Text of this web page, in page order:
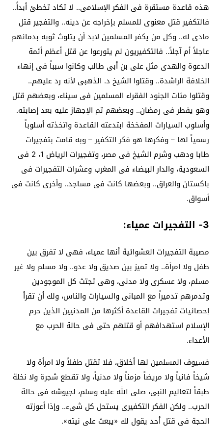
هذه قاعدة مستقرة فى الفكر الإسلامى.. لا تكاد تخطئ أبداً..
فالتكفير قتل معنوى للمسلم بإخراجه عن دينه.. والتفجير قتل
مادى له.. وكل من يكفر المسلمين لابد أن يتلوث ثوبه بدمائهم
عاجلاً أم آجلاً.. فالتكفيريون لم يتورعوا عن قتل أعظم أئمة
الدعوة والهدى مثل على بن أبى طالب وكانوا سبباً فى إنهاء
الخلافة الراشدة.. وقتلوا الشيخ د. الذهبى لأنه رد عليهم..
وقتلوا مئات الجنود الفقراء المسلمين فى سيناء، وبعضهم قتل
وهو يفطر فى رمضان.. وبعضهم تم الإجهاز عليه بعد إصابته.
وأسلوب السيارات المفخخة ابتدعته القاعدة واتخذته أسلوباً
رسمياً لها – وفكرها هو فكر التكفير – وبه قامت بتفجيرات
طابا ودهب وشرم الشيخ فى مصر، وتفجيرات الرياض 1، 2 فى
السعودية، والدار البيضاء فى المغرب وعشرات التفجيرات فى
باكستان والعراق.. وبعضها كانت فى مساجد.. وأخرى كانت فى
أسواق.
3- التفجيرات عمياء:
مصيبة التفجيرات العشوائية أنها عمياء، فهى لا تفرق بين
طفل ولا امرأة.. ولا تميز بين صديق ولا عدو.. ولا مسلم ولا غير
مسلم، ولا عسكرى ولا مدنى، وهى تجتث كل الموجودين
وتدمرهم تدميراً مع المبانى والسيارات والناس، ولك أن تقرأ
إحصائيات تفجيرات القاعدة أكثرها من المدنيين الذين حرم
الإسلام استهدافهم أو قتلهم حتى فى حالة الحرب مع
الأعداء.
فسيوف المسلمين لها أخلاق، فلا تقتل طفلاً ولا امرأة ولا
شيخاً فانياً ولا مريضاً مزمناً ولا مدنياً، ولا تقطع شجرة ولا نخلة
طبقاً لتعاليم النبى، صلى الله عليه وسلم، لجيوشه فى حالة
الحرب.. ولكن الفكر التكفيرى يستحل كل شىء.. وإذا أعوزته
الحجة فى قتل أحد يقول لك «يبعث على نيته».